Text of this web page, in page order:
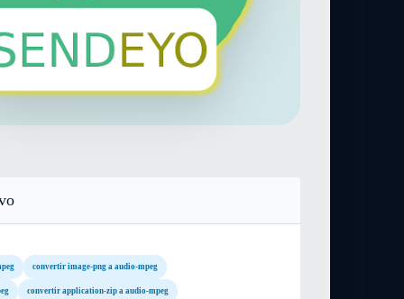
convertir image-png a audio-mpeg
convertir application-zip a audio-mpeg